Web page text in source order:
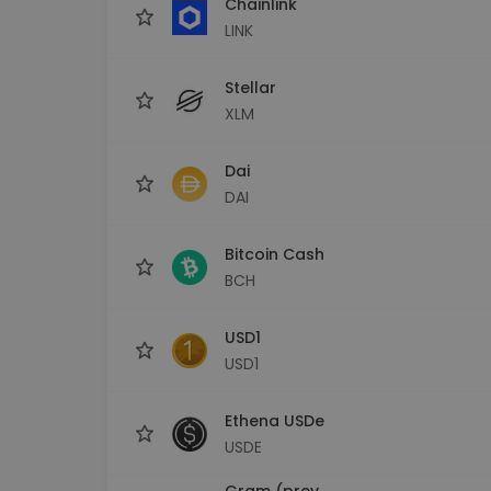
LINK
Stellar
XLM
Dai
DAI
Bitcoin Cash
BCH
USD1
USD1
Ethena USDe
USDE